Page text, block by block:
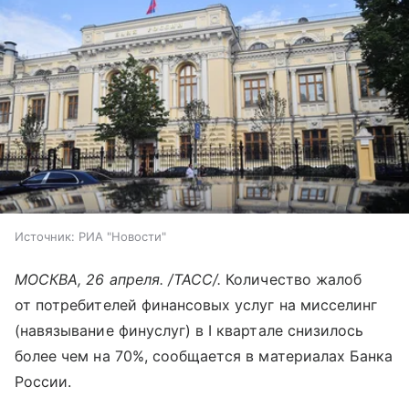
Источник: РИА "Новости"
МОСКВА, 26 апреля. /ТАСС/. Количество жалоб
от потребителей финансовых услуг на мисселинг
(навязывание финуслуг) в I квартале снизилось
более чем на 70%, сообщается в материалах Банка
России.